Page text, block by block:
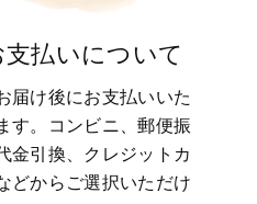
支払いについて
届け後にお支払いいた
す。コンビニ、郵便振
金引換、クレジットカ
どからご選択いただけ